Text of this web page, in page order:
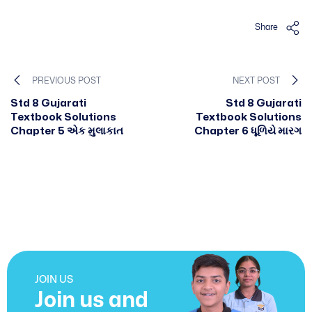
Share
PREVIOUS POST
Std 8 Gujarati
Textbook Solutions
Chapter 5 એક મુલાકાત
NEXT POST
Std 8 Gujarati
Textbook Solutions
Chapter 6 ધૂળિયે મારગ
JOIN US
Join us and